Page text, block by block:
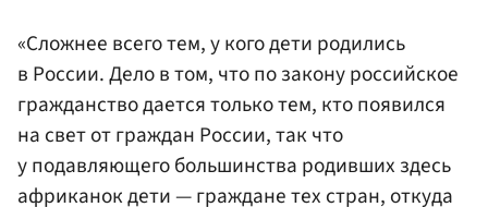
«Сложнее всего тем, у кого дети родились
в России. Дело в том, что по закону российское
гражданство дается только тем, кто появился
на свет от граждан России, так что
у подавляющего большинства родивших здесь
африканок дети — граждане тех стран, откуда